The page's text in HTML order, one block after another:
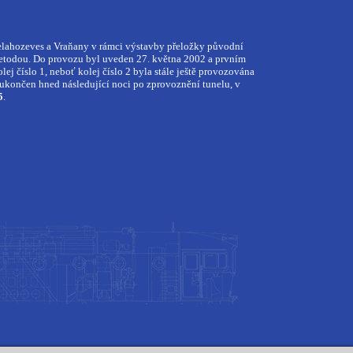
a Vraňany v rámci výstavby přeložky původní
Do provozu byl uveden 27. května 2002 a prvním
číslo 1, neboť kolej číslo 2 byla stále ještě provozována
hned následující noci po zprovoznění tunelu, v
.